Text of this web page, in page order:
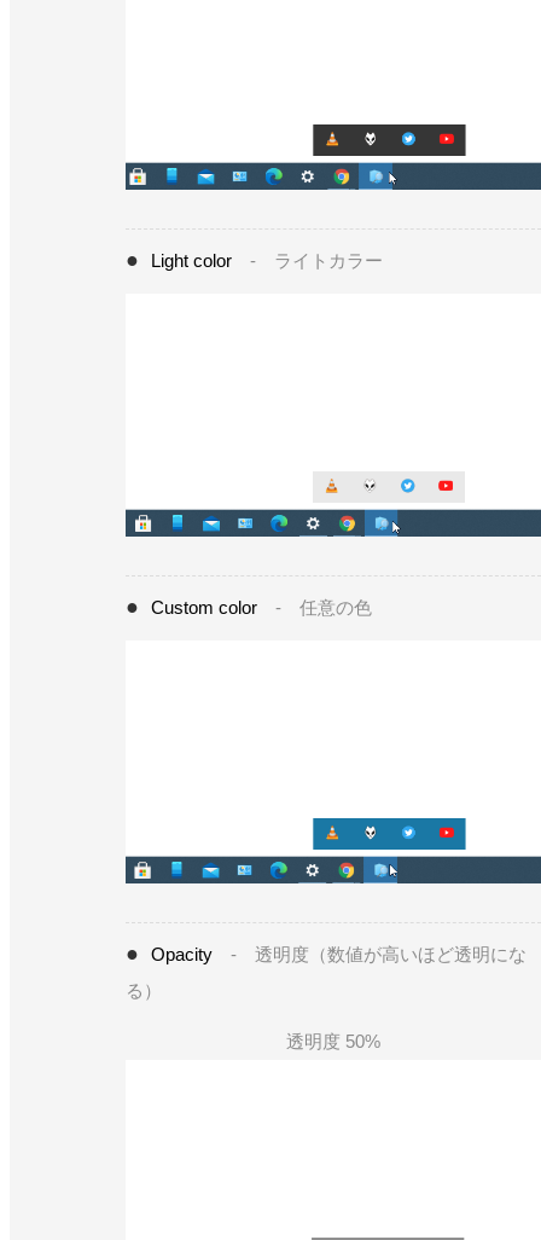
Light color - ライトカラー
Custom color - 任意の色
Opacity - 透明度（数値が高いほど透明にな
る）
透明度 50%